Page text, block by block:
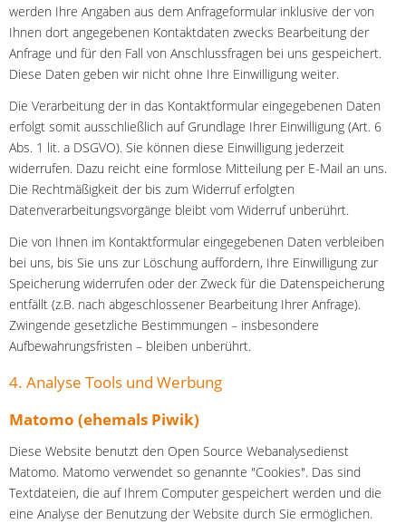
werden Ihre Angaben aus dem Anfrageformular inklusive der von
Ihnen dort angegebenen Kontaktdaten zwecks Bearbeitung der
Anfrage und für den Fall von Anschlussfragen bei uns gespeichert.
Diese Daten geben wir nicht ohne Ihre Einwilligung weiter.
Die Verarbeitung der in das Kontaktformular eingegebenen Daten
erfolgt somit ausschließlich auf Grundlage Ihrer Einwilligung (Art. 6
Abs. 1 lit. a DSGVO). Sie können diese Einwilligung jederzeit
widerrufen. Dazu reicht eine formlose Mitteilung per E-Mail an uns.
Die Rechtmäßigkeit der bis zum Widerruf erfolgten
Datenverarbeitungsvorgänge bleibt vom Widerruf unberührt.
Die von Ihnen im Kontaktformular eingegebenen Daten verbleiben
bei uns, bis Sie uns zur Löschung auffordern, Ihre Einwilligung zur
Speicherung widerrufen oder der Zweck für die Datenspeicherung
entfällt (z.B. nach abgeschlossener Bearbeitung Ihrer Anfrage).
Zwingende gesetzliche Bestimmungen – insbesondere
Aufbewahrungsfristen – bleiben unberührt.
4. Analyse Tools und Werbung
Matomo (ehemals Piwik)
Diese Website benutzt den Open Source Webanalysedienst
Matomo. Matomo verwendet so genannte "Cookies". Das sind
Textdateien, die auf Ihrem Computer gespeichert werden und die
eine Analyse der Benutzung der Website durch Sie ermöglichen.